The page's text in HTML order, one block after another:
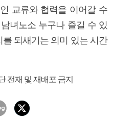
교류와 협력을 이어갈 수
녀노소 누구나 즐길 수 있
되새기는 의미 있는 시간
전재 및 재배포 금지